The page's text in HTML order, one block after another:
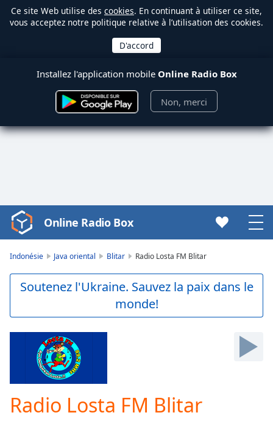
Ce site Web utilise des cookies. En continuant à utiliser ce site,
vous acceptez notre politique relative à l’utilisation des cookies.
Installez l'application mobile Online Radio Box
Non, merci
Video
Player
Play
Video
Skip
Online Radio Box
Indonésie Java oriental Blitar Radio Losta FM Blitar
Soutenez l'Ukraine. Sauvez la paix dans le
monde!
Radio Losta FM Blitar